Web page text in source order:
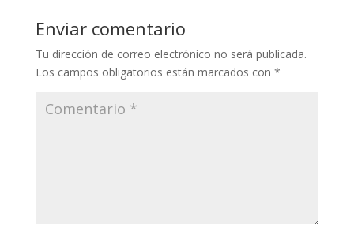
Enviar comentario
Tu dirección de correo electrónico no será publicada.
Los campos obligatorios están marcados con *